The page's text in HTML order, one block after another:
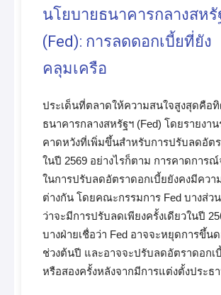
นโยบายธนาคารกลางสหรั
(Fed): การลดดอกเบี้ยที่ยัง
คลุมเครือ
ประเด็นที่ตลาดให้ความสนใจสูงสุดคือ
ธนาคารกลางสหรัฐฯ (Fed) โดยรายงา
คาดหวังที่เพิ่มขึ้นสำหรับการปรับลดอัต
ในปี 2569 อย่างไรก็ตาม การคาดการ
ในการปรับลดอัตราดอกเบี้ยยังคงมีควา
ต่างกัน โดยคณะกรรมการ Fed บางส่ว
ว่าจะมีการปรับลดเพียงครั้งเดียวในปี
บางฝ่ายเชื่อว่า Fed อาจจะหยุดการขึ้น
ช่วงต้นปี และอาจจะปรับลดอัตราดอกเ
หรือสองครั้งหลังจากมีการแต่งตั้งประธ